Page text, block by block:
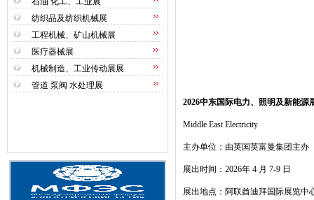
纺织品及纺织机械展
工程机械、矿山机械展
医疗器械展
机械制造、工业传动展展
管道 泵阀 水处理展
2026中东国际电力、照明及新能源
Middle East Electricity
主办单位：由英国英富曼集团主办
展出时间： 2026年 4 月 7-9 日
展出地点：阿联酋迪拜国际展览中